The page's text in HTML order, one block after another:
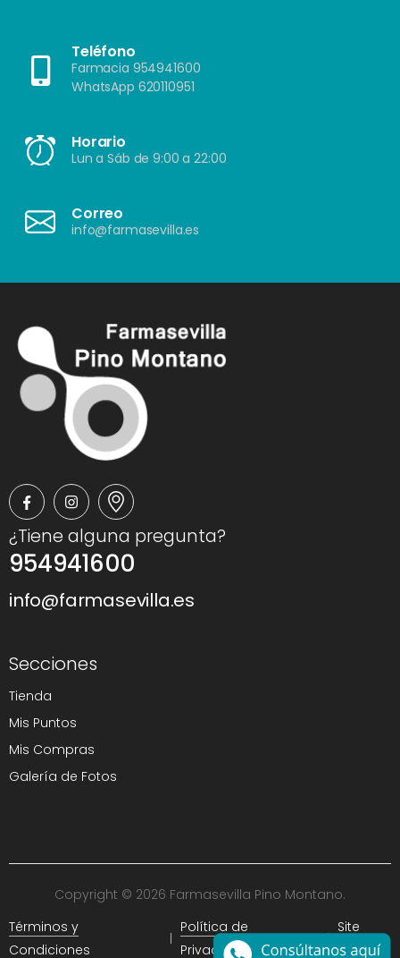
Teléfono
Farmacia 954941600
WhatsApp 620110951
Horario
Lun a Sáb de 9:00 a 22:00
Correo
info@farmasevilla.es
¿Tiene alguna pregunta?
954941600
info@farmasevilla.es
Secciones
Tienda
Mis Puntos
Mis Compras
Galería de Fotos
Copyright © 2026 Farmasevilla Pino Montano.
Términos y
Condiciones
Política de
Privacidad
Site
Map